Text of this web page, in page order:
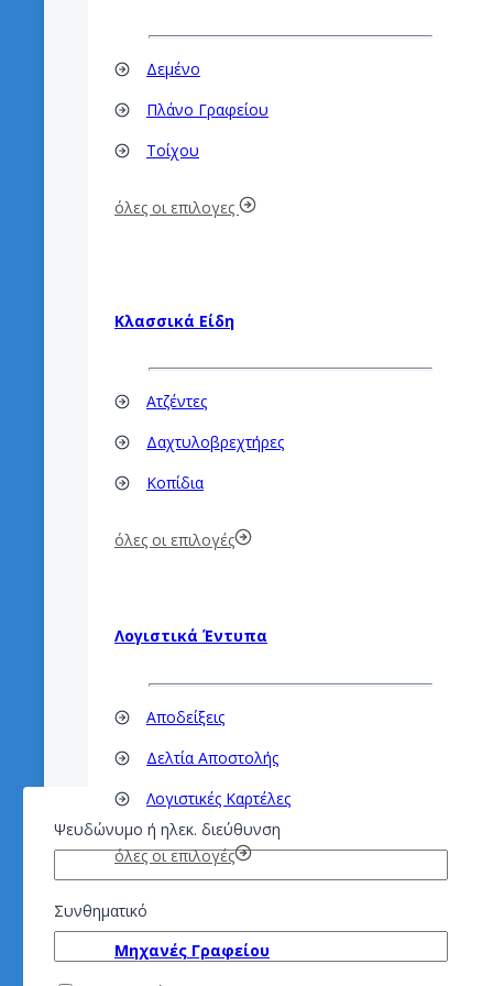
Δεμένο
Πλάνο Γραφείου
Τοίχου
όλες οι επιλογες
Κλασσικά Είδη
Ατζέντες
Δαχτυλοβρεχτήρες
Κοπίδια
όλες οι επιλογές
Λογιστικά Έντυπα
Αποδείξεις
Δελτία Αποστολής
Λογιστικές Καρτέλες
όλες οι επιλογές
Μηχανές Γραφείου
Ψευδώνυμο ή ηλεκ. διεύθυνση
Συνθηματικό